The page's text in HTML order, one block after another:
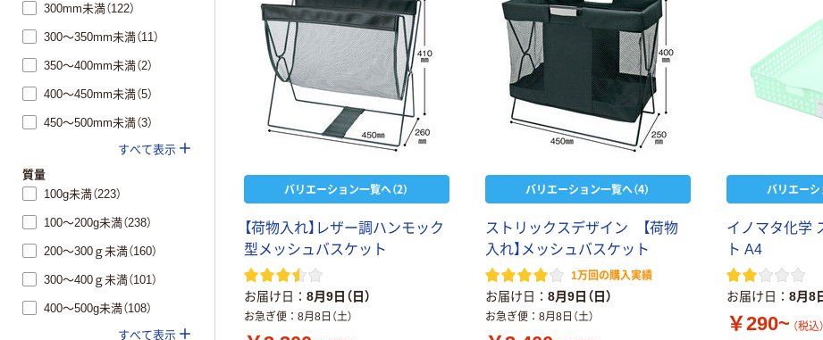
バリエーション一覧へ（2）
【荷物入れ】レザー調ハンモック
型メッシュバスケット
お届け日 8月9日（日）
お急ぎ便 8月8日（土）
バリエーション一覧へ（4）
ストリックスデザイン 【荷物
入れ】メッシュバスケット
1万回の購入実績
お届け日 8月9日（日）
お急ぎ便 8月8日（土）
バリエーシ
イノマタ化学
ト A4
お届け日 8月8
￥290~ （税込）
300mm未満（122）
300～350mm未満（11）
350～400mm未満（2）
400～450mm未満（5）
450～500mm未満（3）
すべて表示
質量
100g未満（223）
100～200g未満（238）
200～300ｇ未満（160）
300～400ｇ未満（101）
400～500g未満（108）
すべて表示